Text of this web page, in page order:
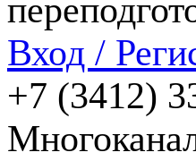
Вход /
+7 (3412)